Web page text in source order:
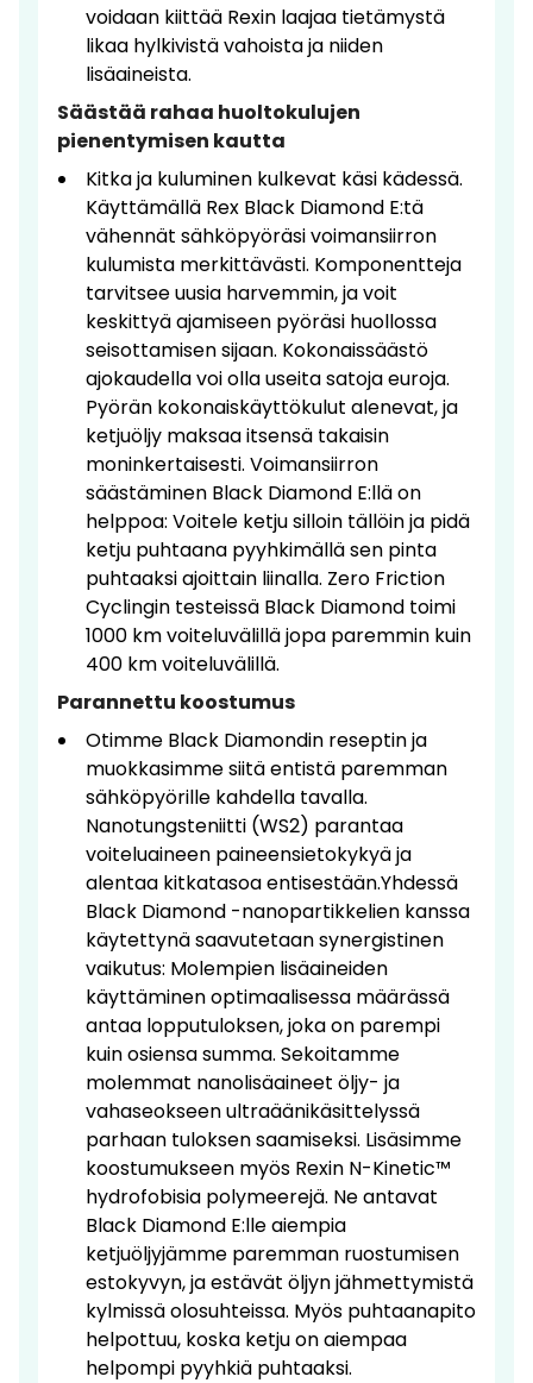
voidaan kiittää Rexin laajaa tietämystä
likaa hylkivistä vahoista ja niiden
lisäaineista.
Säästää rahaa huoltokulujen
pienentymisen kautta
Kitka ja kuluminen kulkevat käsi kädessä.
Käyttämällä Rex Black Diamond E:tä
vähennät sähköpyöräsi voimansiirron
kulumista merkittävästi. Komponentteja
tarvitsee uusia harvemmin, ja voit
keskittyä ajamiseen pyöräsi huollossa
seisottamisen sijaan. Kokonaissäästö
ajokaudella voi olla useita satoja euroja.
Pyörän kokonaiskäyttökulut alenevat, ja
ketjuöljy maksaa itsensä takaisin
moninkertaisesti. Voimansiirron
säästäminen Black Diamond E:llä on
helppoa: Voitele ketju silloin tällöin ja pidä
ketju puhtaana pyyhkimällä sen pinta
puhtaaksi ajoittain liinalla. Zero Friction
Cyclingin testeissä Black Diamond toimi
1000 km voiteluvälillä jopa paremmin kuin
400 km voiteluvälillä.
Parannettu koostumus
Otimme Black Diamondin reseptin ja
muokkasimme siitä entistä paremman
sähköpyörille kahdella tavalla.
Nanotungsteniitti (WS2) parantaa
voiteluaineen paineensietokykyä ja
alentaa kitkatasoa entisestään.Yhdessä
Black Diamond -nanopartikkelien kanssa
käytettynä saavutetaan synergistinen
vaikutus: Molempien lisäaineiden
käyttäminen optimaalisessa määrässä
antaa lopputuloksen, joka on parempi
kuin osiensa summa. Sekoitamme
molemmat nanolisäaineet öljy- ja
vahaseokseen ultraäänikäsittelyssä
parhaan tuloksen saamiseksi. Lisäsimme
koostumukseen myös Rexin N-Kinetic™
hydrofobisia polymeerejä. Ne antavat
Black Diamond E:lle aiempia
ketjuöljyjämme paremman ruostumisen
estokyvyn, ja estävät öljyn jähmettymistä
kylmissä olosuhteissa. Myös puhtaanapito
helpottuu, koska ketju on aiempaa
helpompi pyyhkiä puhtaaksi.